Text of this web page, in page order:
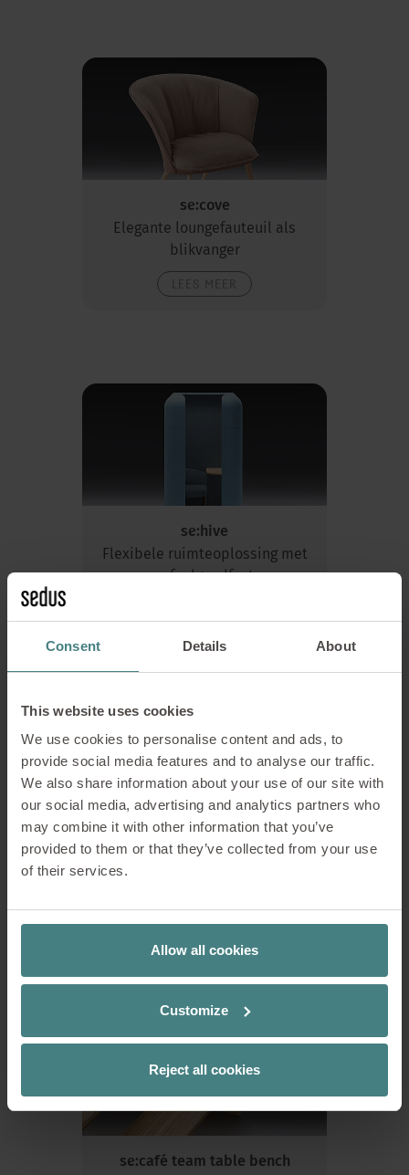
Consent Details About
This website uses cookies
We use cookies to personalise content and ads, to
provide social media features and to analyse our traffic.
We also share information about your use of our site with
our social media, advertising and analytics partners who
may combine it with other information that you’ve
provided to them or that they’ve collected from your use
of their services.
Allow all cookies
Customize
Reject all cookies
se:cove
Elegante loungefauteuil als
blikvanger
se:hive
Flexibele ruimteoplossing met
een feelgoodfactor
se:café bar
LEES MEER
se:café team table bench